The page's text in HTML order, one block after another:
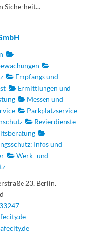
Sicherheit...
Empfangs und
Ermittlungen und
Messen und
Parkplatzservice
Revierdienste
Infos und
Werk- und
23, Berlin,